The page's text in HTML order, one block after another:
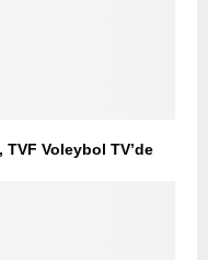
TVF Voleybol TV’de